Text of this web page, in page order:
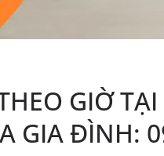
GIỜ
GIA ĐÌNH: